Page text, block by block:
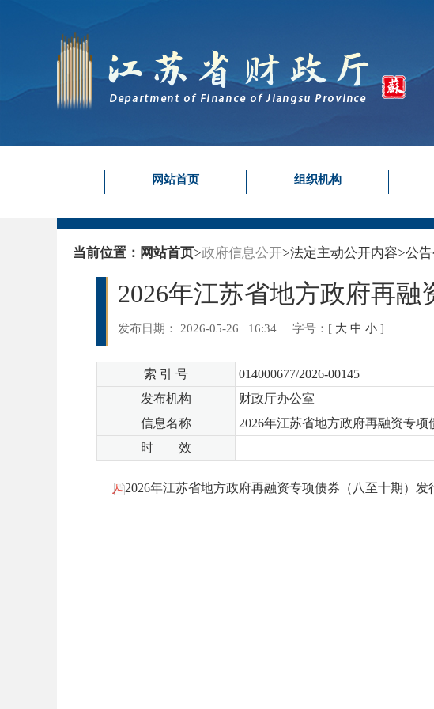
网站首页 组织机构
当前位置： 网站首页>政府信息公开>法定主动公开内容>公
2026年江苏省地方政府再
发布日期： 2026-05-26 16:34 字号： [ 大 中 小 ]
索 引 号 014000677/2026-00145
发布机构
财政厅办公室
信息名称
2026年江苏省地方政府再融资专
时 效
2026年江苏省地方政府再融资专项债券（八至十期）发